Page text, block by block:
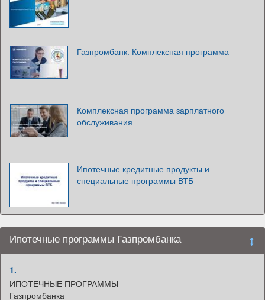
Газпромбанк. Комплексная программа
Комплексная программа зарплатного
обслуживания
Ипотечные кредитные продукты и
специальные программы ВТБ
Ипотечные программы Газпромбанка
1.
ИПОТЕЧНЫЕ ПРОГРАММЫ
Газпромбанка